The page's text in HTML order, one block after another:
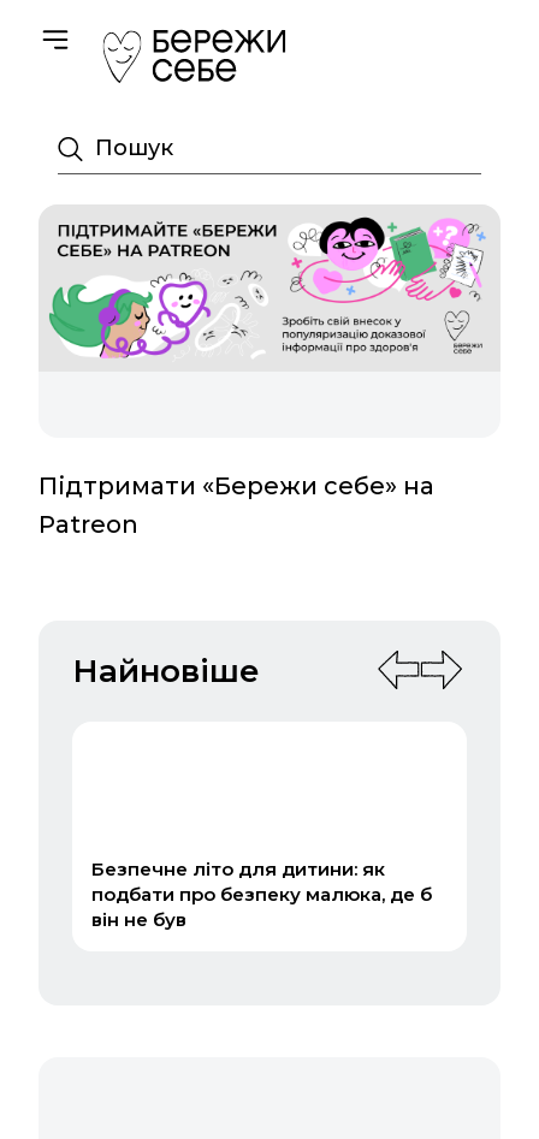
Toggle navigation
Пошук
Підтримати «Бережи себе» на
Patreon
Найновіше
Безпечне літо для дитини: як
подбати про безпеку малюка, де б
він не був